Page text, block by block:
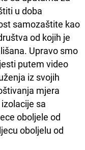
u doba
samozaštite kao
od kojih je
Upravo smo
putem video
iz svojih
mjera
sa
oboljele od
oboljelu od